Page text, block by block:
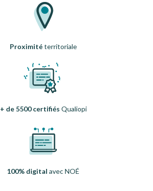
+ de 5500 certifiés Qualiopi
100% digital avec NOÉ
Proximitéterritoriale